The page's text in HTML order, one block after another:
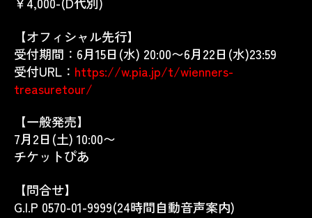
【オフィシャル先行】
受付期間：6月15日(水) 20:00〜6月22日(水)23:59
受付URL： https://w.pia.jp/t/wienners-
treasuretour/
【一般発売】
7月2日(土) 10:00〜
チケットぴあ
【問合せ】
G.I.P 0570-01-9999(24時間自動音声案内)